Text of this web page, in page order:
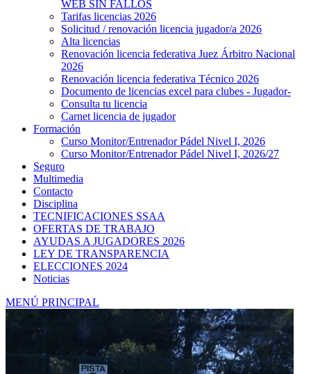
WEB SIN FALLOS
Tarifas licencias 2026
Solicitud / renovación licencia jugador/a 2026
Alta licencias
Renovación licencia federativa Juez Árbitro Nacional
2026
Renovación licencia federativa Técnico 2026
Documento de licencias excel para clubes - Jugador-
Consulta tu licencia
Carnet licencia de jugador
Formación
Curso Monitor/Entrenador Pádel Nivel I, 2026
Curso Monitor/Entrenador Pádel Nivel I, 2026/27
Seguro
Multimedia
Contacto
Disciplina
TECNIFICACIONES SSAA
OFERTAS DE TRABAJO
AYUDAS A JUGADORES 2026
LEY DE TRANSPARENCIA
ELECCIONES 2024
Noticias
MENÚ PRINCIPAL